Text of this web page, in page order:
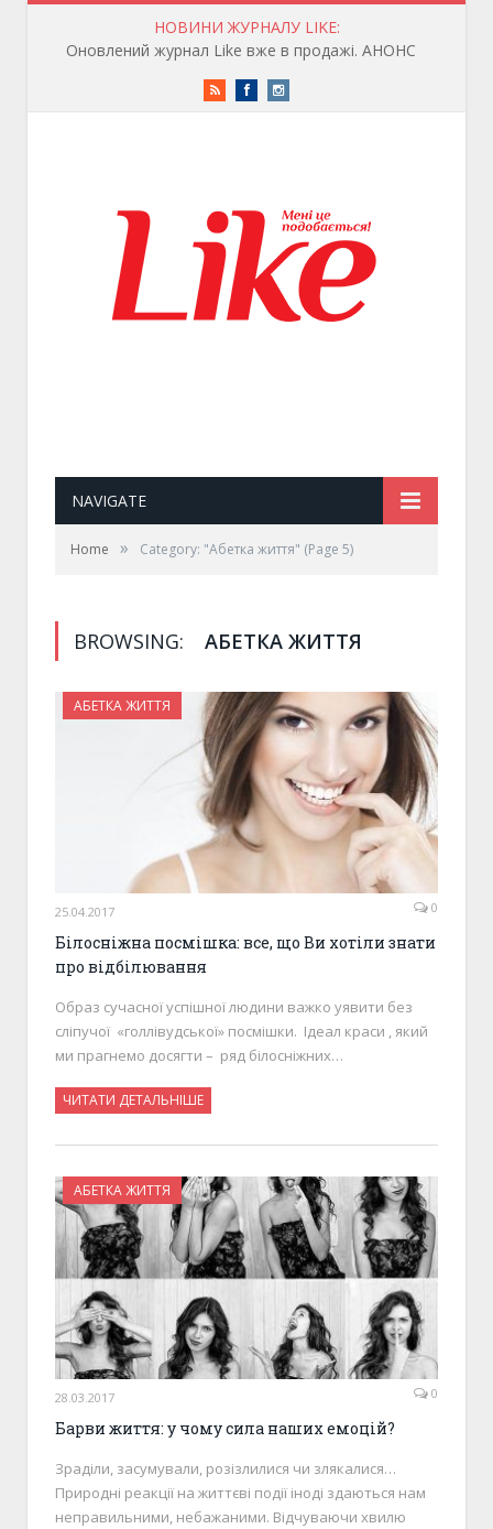
НОВИНИ ЖУРНАЛУ LIKE:
Оновлений журнал Like вже в продажі. АНОНС
RSS FacebookInstagram
NAVIGATE
Home » Category: "Абетка життя" (Page 5)
BROWSING: АБЕТКА ЖИТТЯ
АБЕТКА ЖИТТЯ
25.04.2017 0
Білосніжна посмішка: все, що Ви хотіли знати
про відбілювання
Образ сучасної успішної людини важко уявити без
сліпучої «голлівудської» посмішки. Ідеал краси , який
ми прагнемо досягти – ряд білосніжних…
ЧИТАТИ ДЕТАЛЬНІШЕ
АБЕТКА ЖИТТЯ
28.03.2017 0
Барви життя: у чому сила наших емоцій?
Зраділи, засумували, розізлилися чи злякалися…
Природні реакції на життєві події іноді здаються нам
неправильними, небажаними. Відчуваючи хвилю